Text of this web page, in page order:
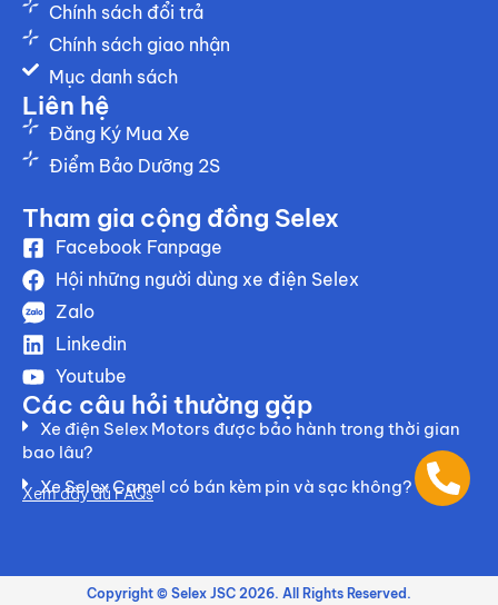
Chính sách đổi trả
Chính sách giao nhận
Mục danh sách
Liên hệ
Đăng Ký Mua Xe
Điểm Bảo Dưỡng 2S
Tham gia cộng đồng Selex
Facebook Fanpage
Hội những người dùng xe điện Selex
Zalo
Linkedin
Youtube
Các câu hỏi thường gặp
Xe điện Selex Motors được bảo hành trong thời gian
bao lâu?
Xe Selex Camel có bán kèm pin và sạc không?
Xem đầy đủ FAQs
Copyright © Selex JSC 2026. All Rights Reserved.